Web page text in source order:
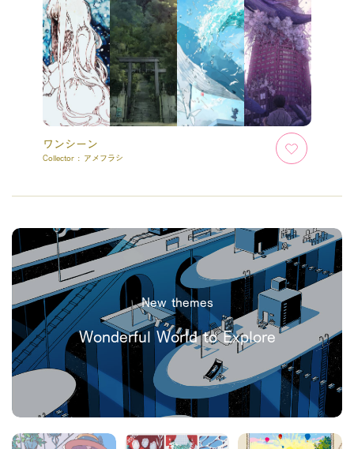
ワンシーン
Collector : アメフラシ
New themes
Wonderful World to Explore